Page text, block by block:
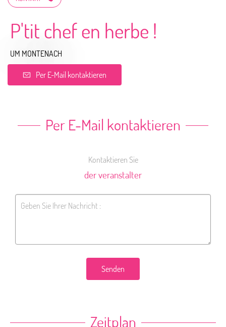
P'tit chef en herbe !
UM MONTENACH
Per E-Mail kontaktieren
Per E-Mail kontaktieren
Kontaktieren Sie
der veranstalter
Senden
Zeitplan